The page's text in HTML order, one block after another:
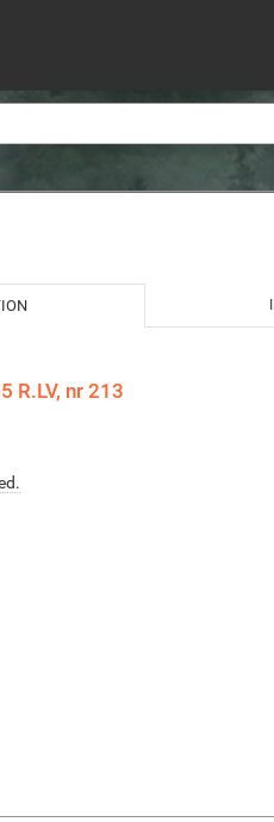
R.LV, nr 213